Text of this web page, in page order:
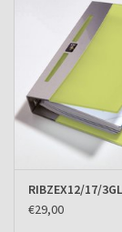
RIBZEX12/17/
€29,00